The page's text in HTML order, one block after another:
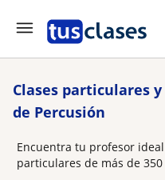
Clases particulares
de Percusión
Encuentra tu profesor
particulares de más de